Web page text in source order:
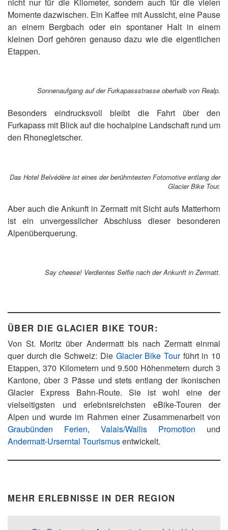
Momente dazwischen. Ein Kaffee mit Aussicht, eine Pause
an einem Bergbach oder ein spontaner Halt in einem
kleinen Dorf gehören genauso dazu wie die eigentlichen
Etappen.
Sonnenaufgang auf der Furkapassstrasse oberhalb von Realp.
Besonders eindrucksvoll bleibt die Fahrt über den
Furkapass mit Blick auf die hochalpine Landschaft rund um
den Rhonegletscher.
Das Hotel Belvédère ist eines der berühmtesten Fotomotive entlang der
Glacier Bike Tour.
Aber auch die Ankunft in Zermatt mit Sicht aufs Matterhorn
ist ein unvergesslicher Abschluss dieser besonderen
Alpenüberquerung.
Say cheese! Verdientes Selfie nach der Ankunft in Zermatt.
ÜBER DIE GLACIER BIKE TOUR:
Von St. Moritz über Andermatt bis nach Zermatt einmal
quer durch die Schweiz: Die Glacier Bike Tourführt in 10
Etappen, 370 Kilometern und 9.500 Höhenmetern durch 3
Kantone, über 3 Pässe und stets entlang der ikonischen
Glacier Express Bahn-Route. Sie ist wohl eine der
vielseitigsten und erlebnisreichsten eBike-Touren der
Alpen und wurde im Rahmen einer Zusammenarbeit von
Graubünden Ferien, Valais/Wallis Promotion und
Andermatt-Urserntal Tourismusentwickelt.
MEHR ERLEBNISSE IN DER REGION